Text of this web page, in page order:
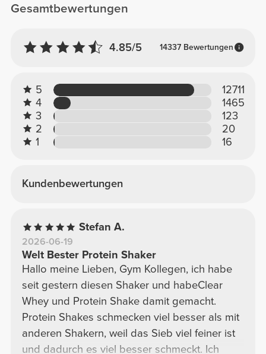
Gesamtbewertungen
4.85/5 14337 Bewertungen
5
12711
4
1465
3
123
2
20
1
16
Kundenbewertungen
Stefan A.
2026-06-19
Welt Bester Protein Shaker
Hallo meine Lieben, Gym Kollegen, ich habe
seit gestern diesen Shaker und habeClear
Whey und Protein Shake damit gemacht.
Protein Shakes schmecken viel besser als mit
anderen Shakern, weil das Sieb viel feiner ist
und dadurch es viel besser schmeckt. Ich